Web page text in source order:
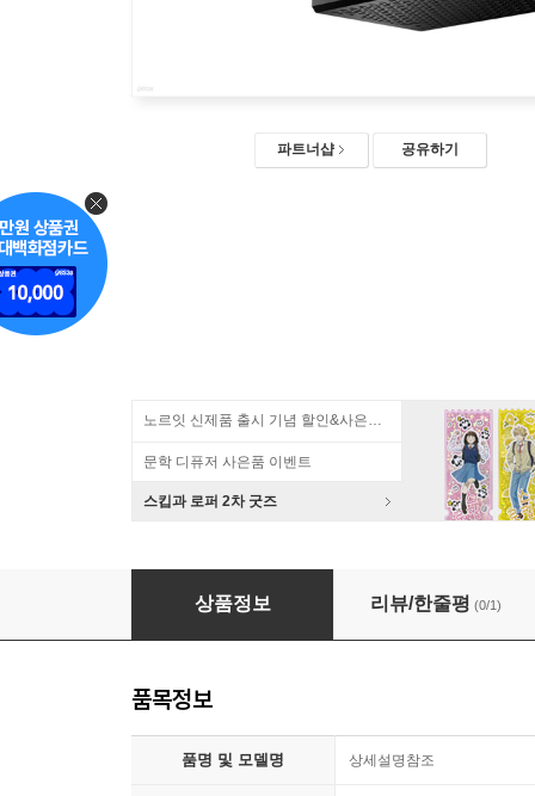
파트너샵 공유하기
노르잇 신제품 출시 기념 할인&사은품 증정!
문학 디퓨저 사은품 이벤트
스킵과 로퍼 2차 굿즈
커세어 HX1500i SHIFT 플래티넘 ATX 3.1
상품정보 리뷰/한줄평 (0/1)
품목정보
품명 및 모델명 상세설명참조